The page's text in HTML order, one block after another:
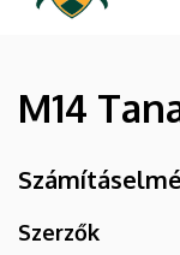
M14
Szerzők